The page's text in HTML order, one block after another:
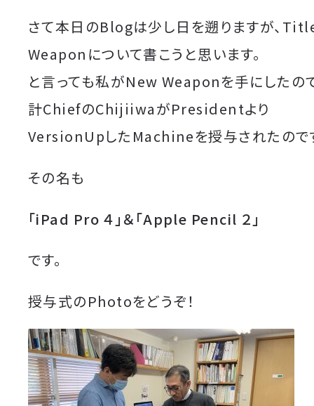
さて本日のBlogは少し日を遡りますが、
Weaponについて書こうと思います。
と言っても私がNew Weaponを手にしたの
計ChiefのChijiiwaがPresidentより
VersionUpしたMachineを授与されたので
その名も
「iPad Pro ４」＆「Apple Pencil ２」
です。
授与式のPhotoをどうぞ！